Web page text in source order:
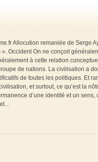
Allocution remaniée de Serge
Occident On ne conçoit
à cette relation
de nations. La civilisation a
de toutes les politiques. Et
et surtout, ce qu’est la
d’une identité et un